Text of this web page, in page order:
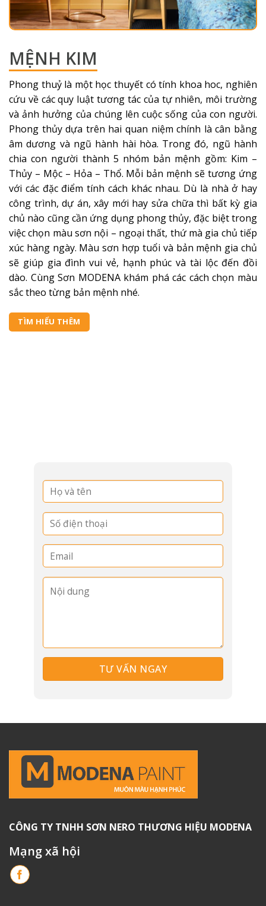
06
07
11
MỆNH KIM
Phong thuỷ là một học thuyết có tính khoa hoc, nghiên
cứu về các quy luật tương tác của tự nhiên, môi trường
và ảnh hưởng của chúng lên cuộc sống của con người.
Phong thủy dựa trên hai quan niệm chính là cân bằng
âm dương và ngũ hành hài hòa. Trong đó, ngũ hành
chia con người thành 5 nhóm bản mệnh gồm: Kim –
Thủy – Mộc – Hỏa – Thổ. Mỗi bản mệnh sẽ tương ứng
với các đặc điểm tính cách khác nhau. Dù là nhà ở hay
công trình, dự án, xây mới hay sửa chữa thì bất kỳ gia
chủ nào cũng cần ứng dụng phong thủy, đặc biệt trong
việc chọn màu sơn nội – ngoại thất, thứ mà gia chủ tiếp
xúc hàng ngày. Màu sơn hợp tuổi và bản mệnh gia chủ
sẽ giúp gia đình vui vẻ, hạnh phúc và tài lộc đến đồi
dào. Cùng Sơn MODENA khám phá các cách chọn màu
sắc theo từng bản mệnh nhé.
TÌM HIỂU THÊM
CÔNG TY TNHH SƠN NERO THƯƠNG HIỆU MODENA
Mạng xã hội